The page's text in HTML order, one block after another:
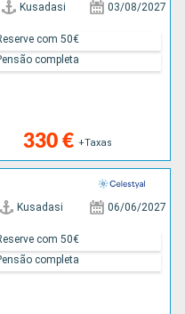
Kusadasi 03/08/2027
330 € +Taxas
com 50€
completa
Kusadasi 06/06/2027
com 50€
completa